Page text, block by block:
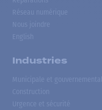
Réseau numérique
Nous joindre
English
Industries
Municipale et gouvernementale
Construction
Urgence et sécurité